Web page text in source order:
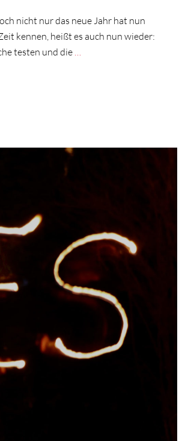
nicht nur das neue Jahr hat nun
kennen, heißt es auch nun wieder:
testen und die …